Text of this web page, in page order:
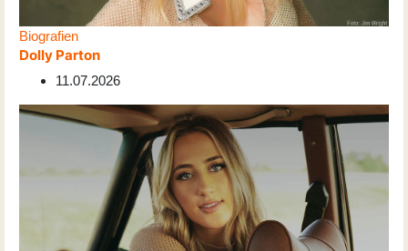
Biografien
Dolly Parton
11.07.2026